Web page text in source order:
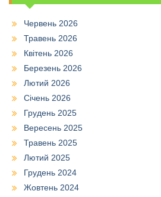
Червень 2026
Травень 2026
Квітень 2026
Березень 2026
Лютий 2026
Січень 2026
Грудень 2025
Вересень 2025
Травень 2025
Лютий 2025
Грудень 2024
Жовтень 2024